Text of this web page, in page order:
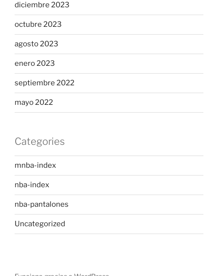
diciembre 2023
octubre 2023
agosto 2023
enero 2023
septiembre 2022
mayo 2022
Categories
mnba-index
nba-index
nba-pantalones
Uncategorized